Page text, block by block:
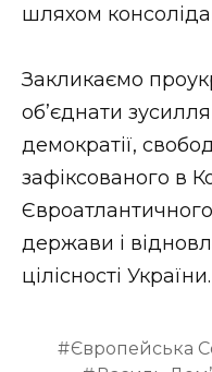
шляхом
Закликаємо
об’єднати
демократії,
зафіксованого в
держави і
цілісності України.
Європейська